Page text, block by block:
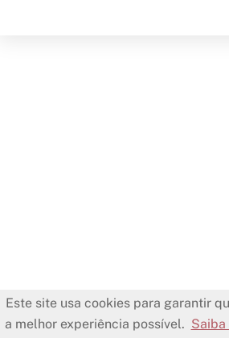
Este site usa cookies para garantir
a melhor experiência possível. Saiba